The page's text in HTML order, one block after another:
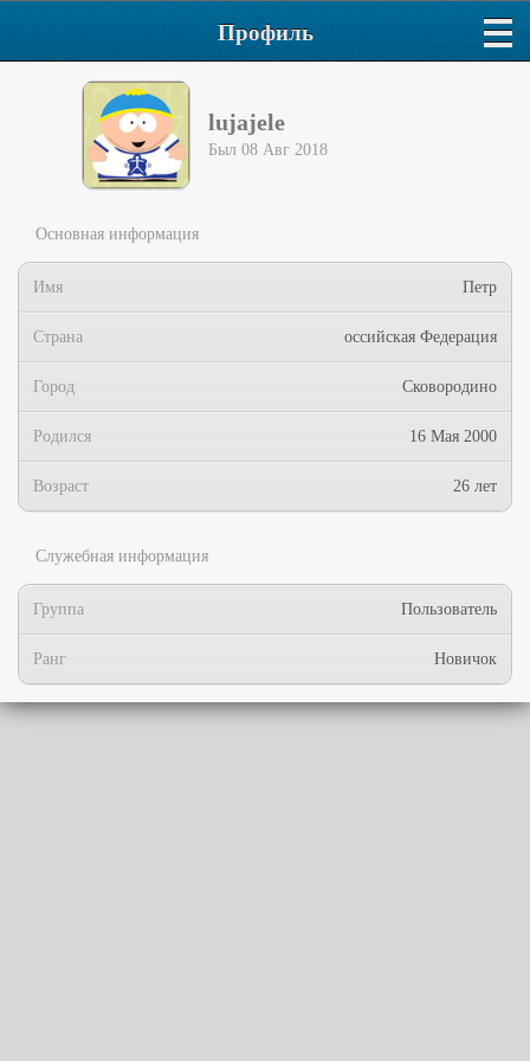
Профиль
lujajele
Был 08 Авг 2018
Основная информация
Имя Петр
Страна оссийская Федерация
Город Сковородино
Родился 16 Мая 2000
Возраст 26 лет
Служебная информация
Группа Пользователь
Ранг Новичок